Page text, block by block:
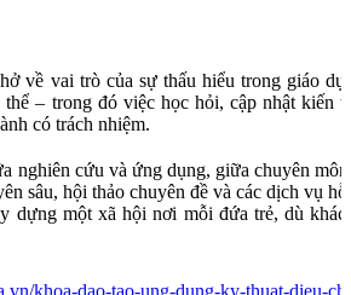
về vai trò của sự thấu hiểu trong giáo
– trong đó việc học hỏi, cập nhật kiến
có trách nhiệm.
nghiên cứu và ứng dụng, giữa chuyên
sâu, hội thảo chuyên đề và các dịch vụ
dựng một xã hội nơi mỗi đứa trẻ, dù
khoa-dao-tao-ung-dung-ky-thuat-dieu-